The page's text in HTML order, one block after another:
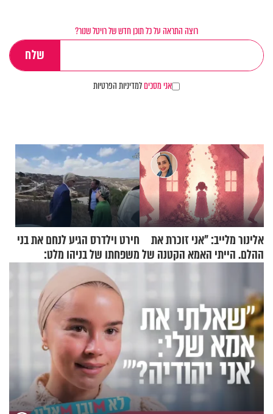
רוצה התראה על כל תוכן חדש של רויטל שנור?
אני מסכיםלמדיניות הפרטיות
אלינור מלייב: "אני זוכרת את
ההלם. הייתי האמא הקטנה של
חירט וילדרס הגיע לנחם את בני
משפחתו של בניהו מלט:
"מיליונים באירופה תומכים